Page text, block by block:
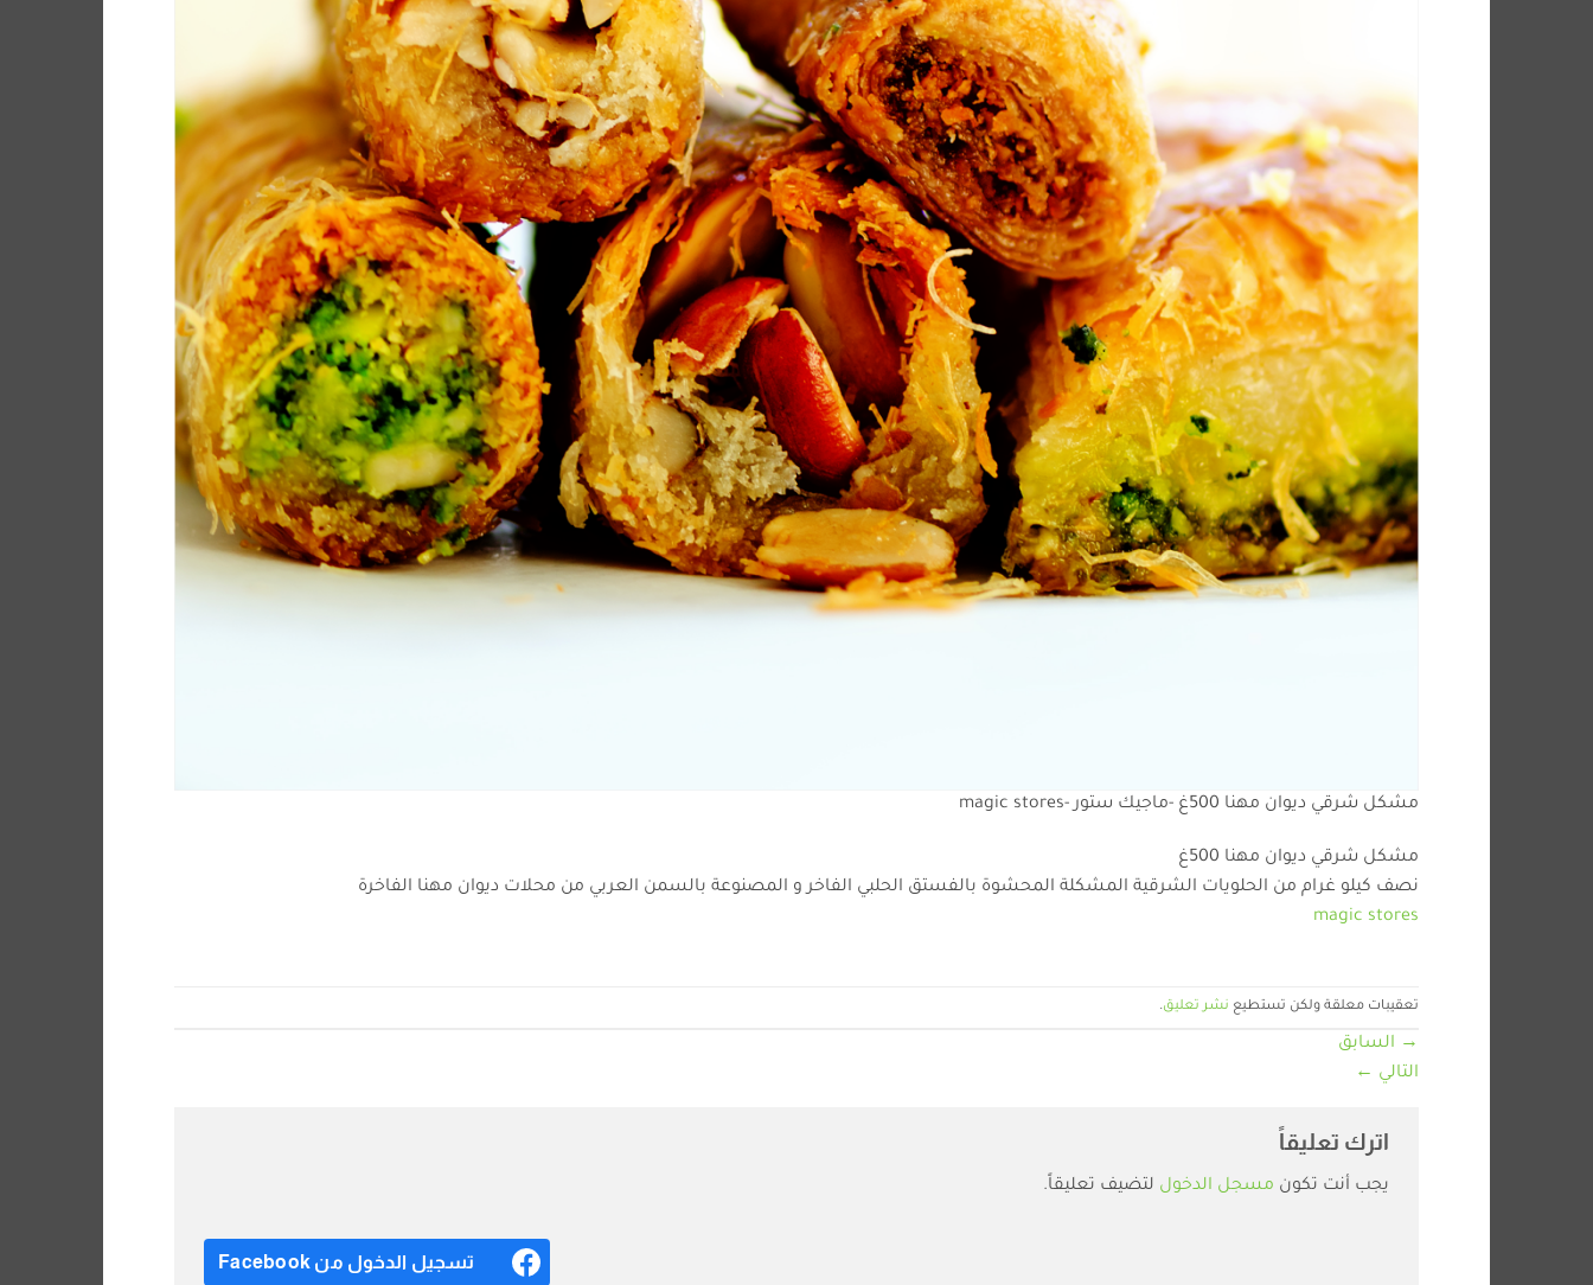
مشكل شرقي ديوان مهنا 500غ -ماجيك ستور -magic stores
مشكل شرقي ديوان مهنا 500غ
نصف كيلو غرام من الحلويات الشرقية المشكلة المحشوة بالفستق الحلبي الفاخر و المصنوعة بالسمن العربي من محلات ديوان مهنا الفاخرة
magic stores
تعقيبات معلقة ولكن تستطيع نشر تعليق.
→ السابق
التالي ←
اترك تعليقاً
يجب أنت تكون مسجل الدخول لتضيف تعليقاً.
تسجيل الدخول من Facebook